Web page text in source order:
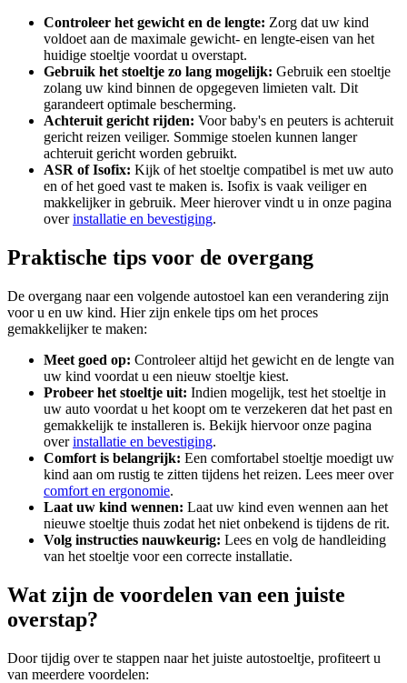
Controleer het gewicht en de lengte: Zorg dat uw kind
voldoet aan de maximale gewicht- en lengte-eisen van het
huidige stoeltje voordat u overstapt.
Gebruik het stoeltje zo lang mogelijk: Gebruik een stoeltje
zolang uw kind binnen de opgegeven limieten valt. Dit
garandeert optimale bescherming.
Achteruit gericht rijden: Voor baby's en peuters is achteruit
gericht reizen veiliger. Sommige stoelen kunnen langer
achteruit gericht worden gebruikt.
ASR of Isofix: Kijk of het stoeltje compatibel is met uw auto
en of het goed vast te maken is. Isofix is vaak veiliger en
makkelijker in gebruik. Meer hierover vindt u in onze pagina
overinstallatie en bevestiging.
Praktische tips voor de overgang
De overgang naar een volgende autostoel kan een verandering zijn
voor u en uw kind. Hier zijn enkele tips om het proces
gemakkelijker te maken:
Meet goed op: Controleer altijd het gewicht en de lengte van
uw kind voordat u een nieuw stoeltje kiest.
Probeer het stoeltje uit: Indien mogelijk, test het stoeltje in
uw auto voordat u het koopt om te verzekeren dat het past en
gemakkelijk te installeren is. Bekijk hiervoor onze pagina
overinstallatie en bevestiging.
Comfort is belangrijk: Een comfortabel stoeltje moedigt uw
kind aan om rustig te zitten tijdens het reizen. Lees meer over
comfort en ergonomie.
Laat uw kind wennen: Laat uw kind even wennen aan het
nieuwe stoeltje thuis zodat het niet onbekend is tijdens de rit.
Volg instructies nauwkeurig: Lees en volg de handleiding
van het stoeltje voor een correcte installatie.
Wat zijn de voordelen van een juiste
overstap?
Door tijdig over te stappen naar het juiste autostoeltje, profiteert u
van meerdere voordelen: